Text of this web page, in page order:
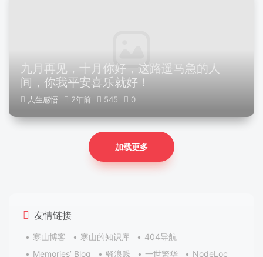
九月再见，十月你好，这路遥马急的人
间，你我平安喜乐就好！
人生感悟 2年前 545 0
加载更多
友情链接
寒山博客 寒山的知识库
404导航
Memories’ Blog
骚浪贱 一世繁华 NodeLoc